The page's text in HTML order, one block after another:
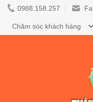
0988.158.257
Chăm sóc khách hàng